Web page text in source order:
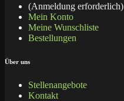
(Anmeldung erforderlich)
Mein Konto
Meine Wunschliste
Bestellungen
Über uns
Stellenangebote
Kontakt